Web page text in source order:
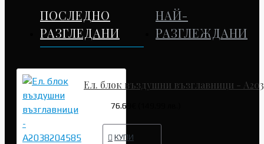
ПОСЛЕДНО
РАЗГЛЕДАНИ
НАЙ-
РАЗГЛЕЖДАНИ
Ел. блок въздушни възглавници -
76.69€ (149.99 лв.)
КУПИ